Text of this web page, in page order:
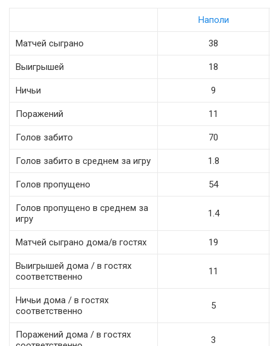
Наполи
Матчей сыграно 38
Выигрышей 18
Ничьи 9
Поражений 11
Голов забито 70
Голов забито в среднем за игру 1.8
Голов пропущено 54
Голов пропущено в среднем за
игру
1.4
Матчей сыграно дома/в гостях 19
Выигрышей дома / в гостях
соответственно
11
Ничьи дома / в гостях
соответственно
5
Поражений дома / в гостях
3